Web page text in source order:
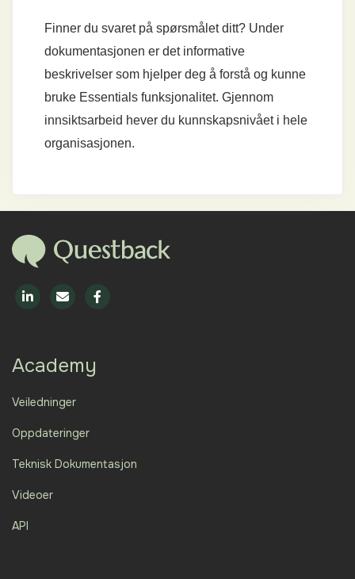
Finner du svaret på spørsmålet ditt? Under
dokumentasjonen er det informative
beskrivelser som hjelper deg å forstå og kunne
bruke Essentials funksjonalitet. Gjennom
innsiktsarbeid hever du kunnskapsnivået i hele
organisasjonen.
Academy
Veiledninger
Oppdateringer
Teknisk Dokumentasjon
Videoer
API